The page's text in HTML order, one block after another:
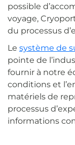
possible
voyage,
du processus
Le système de
pointe de
fournir à notre
conditions et
matériels de
processus
informations